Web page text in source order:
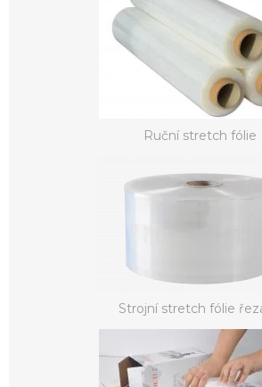
Ruční stretch fólie
Strojní stretch fólie